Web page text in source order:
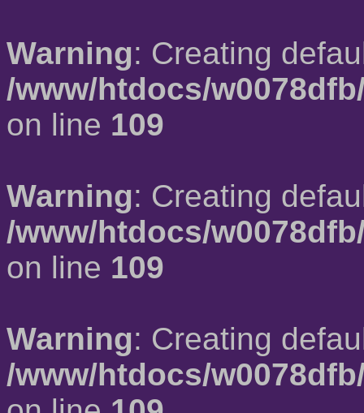
Warning: Creating
/www/htdocs/
on line 109
Warning: Creating
/www/htdocs/
on line 109
Warning: Creating
/www/htdocs/